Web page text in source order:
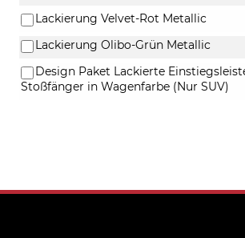
Lackierung Velvet-Rot Metallic
Lackierung Olibo-Grün Metallic
Design Paket Lackierte
Stoßfänger in Wagenfarbe (Nur SUV)